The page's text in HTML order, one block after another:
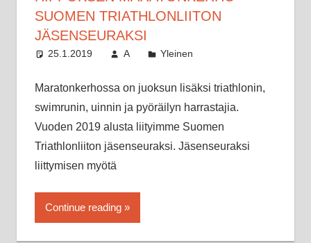
SUOMEN TRIATHLONLIITON
JÄSENSEURAKSI
25.1.2019 A Yleinen
Maratonkerhossa on juoksun lisäksi triathlonin,
swimrunin, uinnin ja pyöräilyn harrastajia.
Vuoden 2019 alusta liityimme Suomen
Triathlonliiton jäsenseuraksi. Jäsenseuraksi
liittymisen myötä
Continue reading